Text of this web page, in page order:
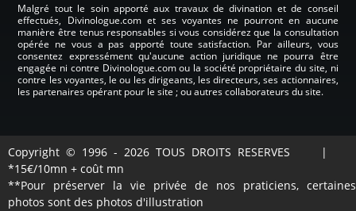
Malgré tout le soin apporté aux travaux de divination et de conseil
effectués, Divinologue.com et ses voyantes ne pourront en aucune
manière être tenus responsables si vous considérez que la consultation
opérée ne vous a pas apporté toute satisfaction. Par ailleurs, vous
consentez expressément qu'aucune action juridique ne pourra être
engagée ni contre Divinologue.com ou la société propriétaire du site, ni
contre les voyantes, le ou les dirigeants, les directeurs, ses actionnaires,
les partenaires opérant pour le site ; ou autres collaborateurs du site.
Copyright © 1996 - 2026 TOUS DROITS RESERVES |
*15€/10mn + coût mn
**Pour préserver la vie privée de nos praticiens, certaines
photos sont des photos d'illustration